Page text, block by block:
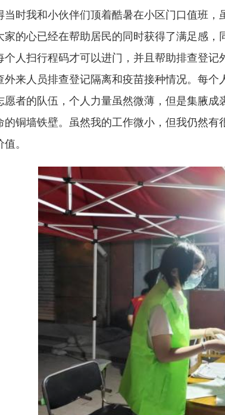
当时我和小伙伴们顶着酷暑在小区门口值班
家的心已经在帮助居民的同时获得了满足感
个人扫行程码才可以进门，并且帮助排查登
外来人员排查登记隔离和疫苗接种情况。每
愿者的队伍，个人力量虽然微薄，但是集腋
的铜墙铁壁。虽然我的工作微小，但我仍然有
。